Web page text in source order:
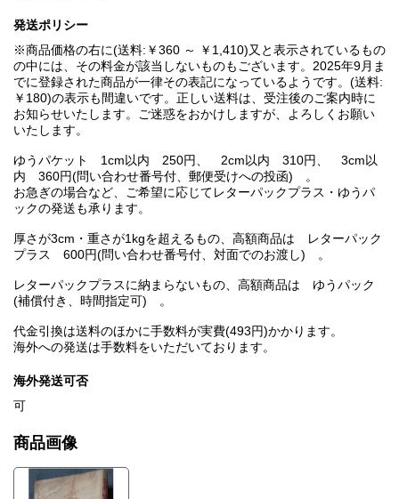
発送ポリシー
※商品価格の右に(送料:￥360 ～ ￥1,410)又と表示されているもの
の中には、その料金が該当しないものもございます。2025年9月ま
でに登録された商品が一律その表記になっているようです。(送料:
￥180)の表示も間違いです。正しい送料は、受注後のご案内時に
お知らせいたします。ご迷惑をおかけしますが、よろしくお願い
いたします。
ゆうパケット 1cm以内 250円、 2cm以内 310円、 3cm以
内 360円(問い合わせ番号付、郵便受けへの投函) 。
お急ぎの場合など、ご希望に応じてレターパックプラス・ゆうパ
ックの発送も承ります。
厚さが3cm・重さが1kgを超えるもの、高額商品は レターパック
プラス 600円(問い合わせ番号付、対面でのお渡し) 。
レターパックプラスに納まらないもの、高額商品は ゆうパック
(補償付き、時間指定可) 。
代金引換は送料のほかに手数料が実費(493円)かかります。
海外への発送は手数料をいただいております。
海外発送可否
可
商品画像